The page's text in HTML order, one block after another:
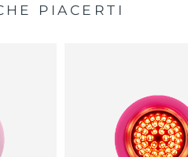
PIACERTI